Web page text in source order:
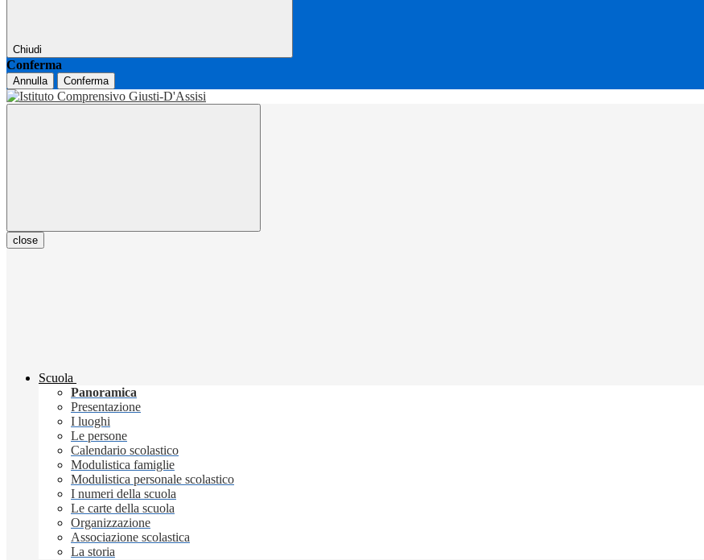
Chiudi
Conferma
Annulla Conferma
close
Scuola
Panoramica
Presentazione
I luoghi
Le persone
Calendario scolastico
Modulistica famiglie
Modulistica personale scolastico
I numeri della scuola
Le carte della scuola
Organizzazione
Associazione scolastica
La storia